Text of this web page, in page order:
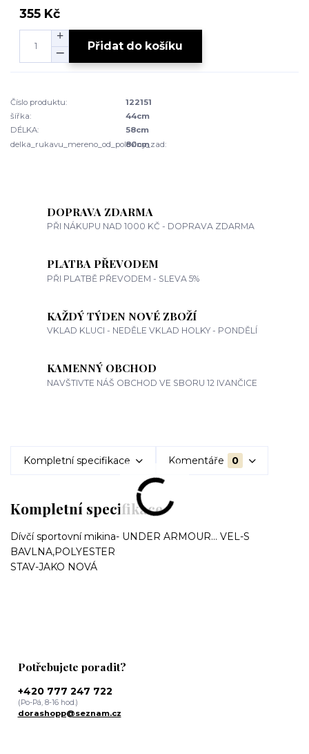
355 Kč
Přidat do košíku
Číslo produktu:
122151
šířka:
44cm
DÉLKA:
58cm
delka_rukavu_mereno_od_poloviny_zad:
80cm
DOPRAVA ZDARMA
PŘI NÁKUPU NAD 1000 KČ - DOPRAVA ZDARMA
PLATBA PŘEVODEM
PŘI PLATBĚ PŘEVODEM - SLEVA 5%
KAŽDÝ TÝDEN NOVÉ ZBOŽÍ
VKLAD KLUCI - NEDĚLE VKLAD HOLKY - PONDĚLÍ
KAMENNÝ OBCHOD
NAVŠTIVTE NÁŠ OBCHOD VE SBORU 12 IVANČICE
Kompletní specifikace Komentáře 0
Kompletní specifikace
Dívčí sportovní mikina- UNDER ARMOUR... VEL-S
BAVLNA,POLYESTER
STAV-JAKO NOVÁ
Potřebujete poradit?
+420 777 247 722
(Po-Pá, 8-16 hod.)
dorashopp@seznam.cz